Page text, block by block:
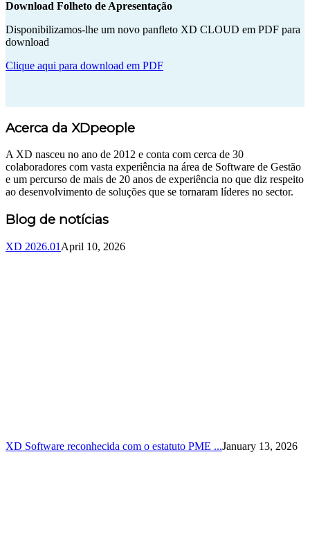
Download Folheto de Apresentação
Disponibilizamos-lhe um novo panfleto XD CLOUD em PDF para
download
Clique aqui para download em PDF
Acerca da XDpeople
A XD nasceu no ano de 2012 e conta com cerca de 30
colaboradores com vasta experiência na área de Software de Gestão
e um percurso de mais de 20 anos de experiência no que diz respeito
ao desenvolvimento de soluções que se tornaram líderes no sector.
Blog de notícias
XD 2026.01 April 10, 2026
XD Software reconhecida com o estatuto PME ...January 13, 2026